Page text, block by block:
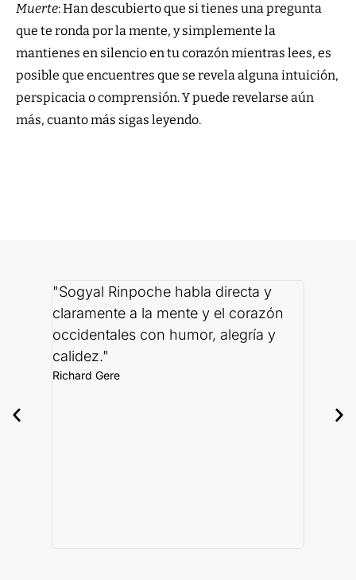
Muerte: Han descubierto que si tienes una pregunta
que te ronda por la mente, y simplemente la
mantienes en silencio en tu corazón mientras lees, es
posible que encuentres que se revela alguna intuición,
perspicacia o comprensión. Y puede revelarse aún
más, cuanto más sigas leyendo.
Richard Gere
"Sogyal Rinpoche habla directa y
claramente a la mente y el corazón
occidentales con humor, alegría y
calidez."
Jack